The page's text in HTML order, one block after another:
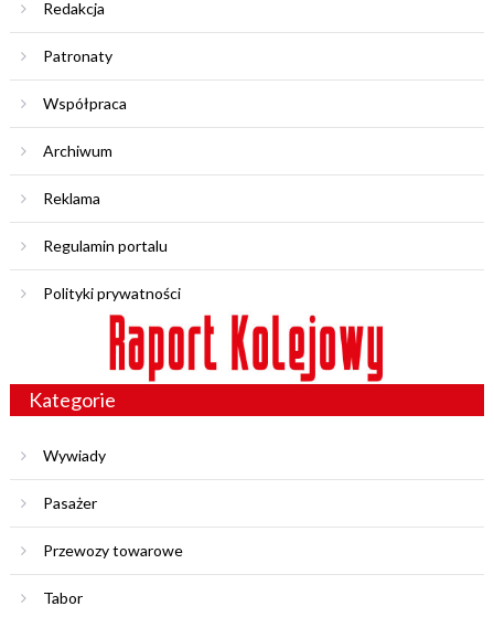
Redakcja
Patronaty
Współpraca
Archiwum
Reklama
Regulamin portalu
Polityki prywatności
Kategorie
Wywiady
Pasażer
Przewozy towarowe
Tabor